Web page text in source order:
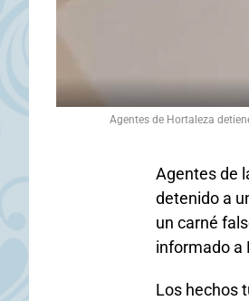
Agentes de Hortaleza
Agentes de
detenido a
un carné
informado a
Los hechos